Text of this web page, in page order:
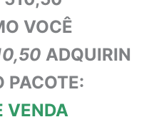
VOCÊ
ADQUIRIN
PACOTE:
VENDA